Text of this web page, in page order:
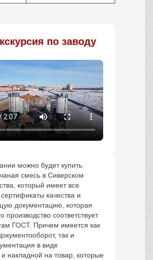
по заводу
можно будет купить
смесь в Сиверском
который имеет все
качества и
документацию, которая
производство соответствует
ГОСТ. Причем имеется как
так и
в виде
накладной на товар, которые